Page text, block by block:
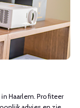
Haarlem. Profiteer